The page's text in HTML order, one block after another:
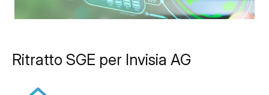
Ritratto SGE per Invisia AG